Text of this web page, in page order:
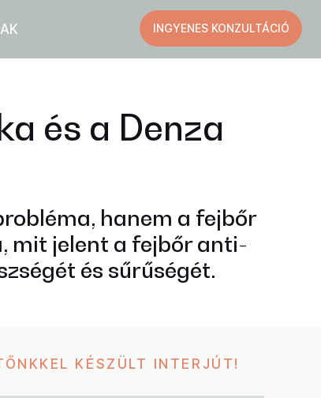
INGYENES KONZULTÁCIÓ
és a Denza
hanem a fejbőr
mit jelent a fejbőr anti-
és sűrűségét.
KÉSZÜLT INTERJÚT!